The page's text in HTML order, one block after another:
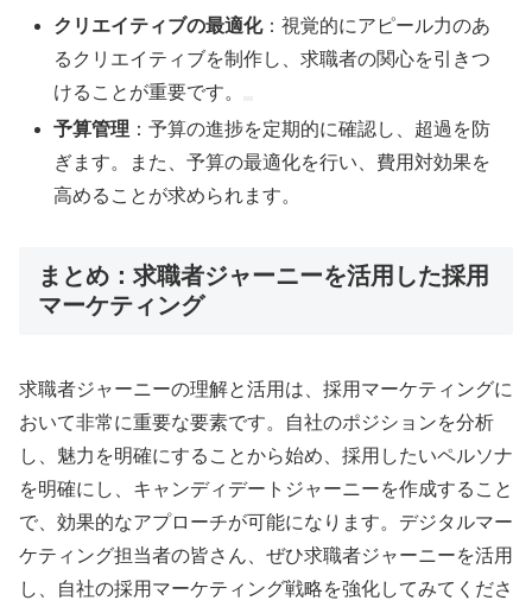
クリエイティブの最適化：視覚的にアピール力のあ
るクリエイティブを制作し、求職者の関心を引きつ
けることが重要です。
予算管理 ：予算の進捗を定期的に確認し、超過を防
ぎます。また、予算の最適化を行い、費用対効果を
高めることが求められます。
まとめ：求職者ジャーニーを活用した採用
マーケティング
求職者ジャーニーの理解と活用は、採用マーケティングに
おいて非常に重要な要素です。自社のポジションを分析
し、魅力を明確にすることから始め、採用したいペルソナ
を明確にし、キャンディデートジャーニーを作成すること
で、効果的なアプローチが可能になります。デジタルマー
ケティング担当者の皆さん、ぜひ求職者ジャーニーを活用
し、自社の採用マーケティング戦略を強化してみてくださ